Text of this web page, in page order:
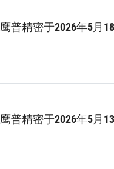
鹰普精密于2026年5月
鹰普精密于2026年5月